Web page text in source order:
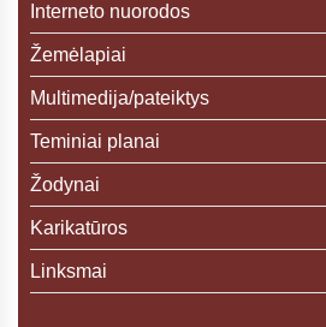
Interneto nuorodos
Žemėlapiai
Multimedija/pateiktys
Teminiai planai
Žodynai
Karikatūros
Linksmai